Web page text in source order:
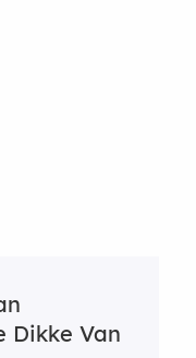
Dikke Van